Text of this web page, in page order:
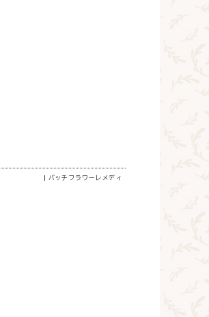
バッチフラワーレメディ